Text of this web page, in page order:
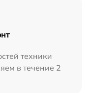
техники
в течение 2